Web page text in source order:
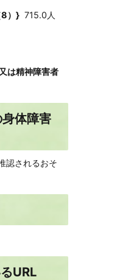
8）} 715.0人
は精神障害者
体障害
認されるおそ
URL